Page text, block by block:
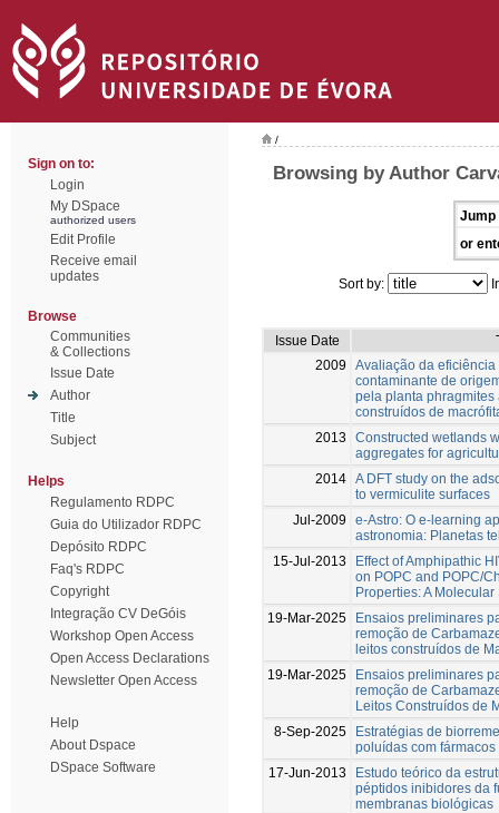
Sign on to:
Login
My DSpace
authorized users
Edit Profile
Receive email
updates
Browse
Communities
& Collections
Issue Date
Author
Title
Subject
Helps
Regulamento RDPC
Guia do Utilizador RDPC
Depósito RDPC
Faq's RDPC
Copyright
Integração CV DeGóis
Workshop Open Access
Open Access Declarations
Newsletter Open Access
Help
About Dspace
DSpace Software
/
Browsing by Author
Jump
or
Sort by:
Issue Date
2009
Avaliação da
contaminante de
pela planta phragmites
construídos de
2013
Constructed wetlands
aggregates for
2014 A DFT study on the
to vermiculite surfaces
Jul-2009
e-Astro: O e-learning
astronomia: Planetas
15-Jul-2013
Effect of Amphipathic
on POPC and POPC/
Properties: A
19-Mar-2025
Ensaios preliminares
remoção de
leitos construídos de
19-Mar-2025
Ensaios preliminares
remoção de
Leitos Construídos de
8-Sep-2025
Estratégias de
poluídas com fármacos
17-Jun-2013
Estudo teórico da
péptidos inibidores da
membranas biológicas